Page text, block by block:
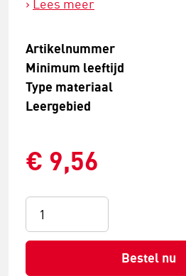
Lees meer
Artikelnummer
Minimum leeftijd
Type materiaal
Leergebied
€ 9,56
Bestel nu